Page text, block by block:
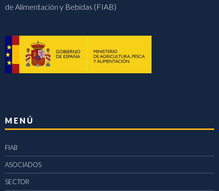
de Alimentación y Bebidas (FIAB)
MENÚ
FIAB
ASOCIADOS
SECTOR